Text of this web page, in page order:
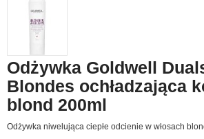
Odżywka Goldwell
Blondes ochładzająca
blond 200ml
Odżywka niwelująca ciepłe odcienie w włosach